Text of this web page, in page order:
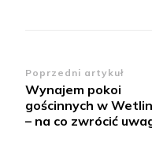
Zobacz
wpisy
Poprzedni artykuł
Wynajem pokoi
gościnnych w
– na co zwrócić